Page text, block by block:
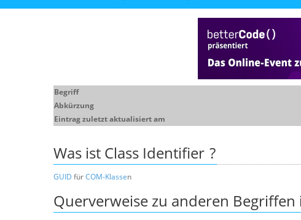
Begriff
Abkürzung
Eintrag zuletzt aktualisiert am
Was ist Class Identifier ?
GUID fürCOM-Klassen
Querverweise zu anderen Begriffen